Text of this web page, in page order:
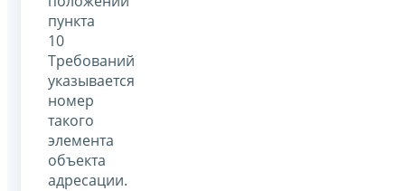
пункта
10
Требований
указывается
номер
такого
элемента
объекта
адресации.